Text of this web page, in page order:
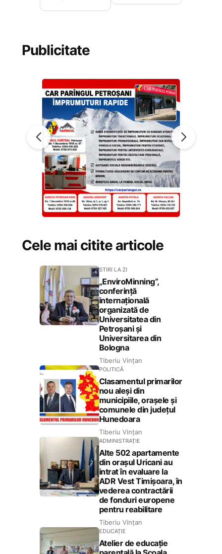
Publicitate
Cele mai citite articole
STIRI LA ZI
„EnviroMinning”,
conferință
internațională
organizată de
Universitatea din
Petroșani și
Universitarea din
Bologna
Tiberiu Vințan
POLITICĂ
Clasamentul primarilor
nou aleși din
municipiile, orașele și
comunele din județul
Hunedoara
Tiberiu Vințan
ADMINISTRAȚIE
Alte 502 apartamente
din orașul Uricani au
intrat în evaluare la
ADR Vest Timișoara, în
vederea contractării
de fonduri europene
pentru reabilitare
Tiberiu Vințan
EDUCAȚIE
Atelier de educație